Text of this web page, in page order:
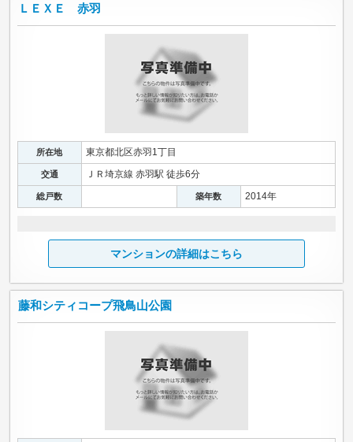
ＬＥＸＥ 赤羽
所在地 東京都北区赤羽1丁目
交通 ＪＲ埼京線 赤羽駅 徒歩6分
総戸数 築年数 2014年
マンションの詳細はこちら
藤和シティコープ飛鳥山公園